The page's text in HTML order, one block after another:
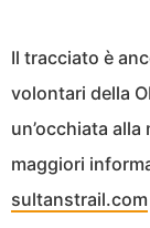
Il tracciato è
volontari della
un’occhiata
maggiori
sultanstrail.com